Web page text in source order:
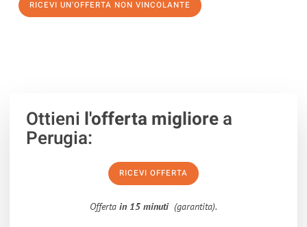
RICEVI UN'OFFERTA NON VINCOLANTE
Ottieni l'offerta migliorea
Perugia:
RICEVI OFFERTA
Offerta in 15 minuti (garantita).